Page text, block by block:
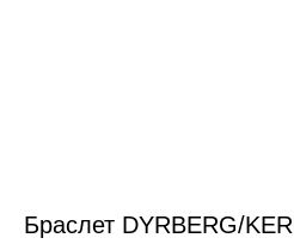
Браслет DYRBERG/